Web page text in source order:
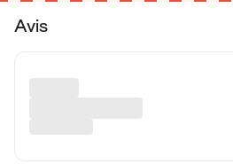
Avis